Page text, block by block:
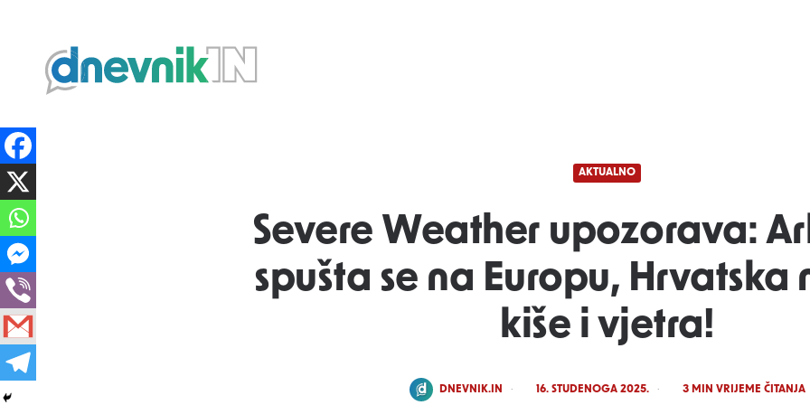
Dnevnik.in
AKTUALNO
Severe Weather upozorava:
spušta se na Europu, Hrvatska
kiše i vjetra!
POSTED
DNEVNIK.IN 16. STUDENOGA 2025. 3MIN VRIJEME ČITANJA